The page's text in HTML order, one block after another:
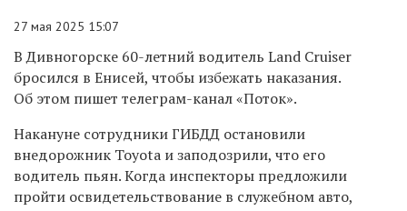
27 мая 2025 15:07
В Дивногорске 60-летний водитель Land Cruiser
бросился в Енисей, чтобы избежать наказания.
Об этом пишет телеграм-канал «Поток».
Накануне сотрудники ГИБДД остановили
внедорожник Toyota и заподозрили, что его
водитель пьян. Когда инспекторы предложили
пройти освидетельствование в служебном авто,